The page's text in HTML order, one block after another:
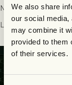
We also share
our social media,
may combine it
provided to them
of their services.
Nordsjælland på
Holmberg och
matchen:
Läs mer